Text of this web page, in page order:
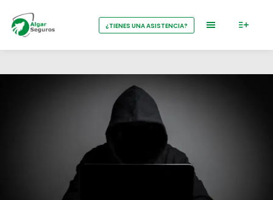
¿TIENES UNA ASISTENCIA?